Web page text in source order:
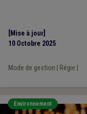
[Mise à jour]
10 Octobre 2025
Mode de gestion Régie
Environnement